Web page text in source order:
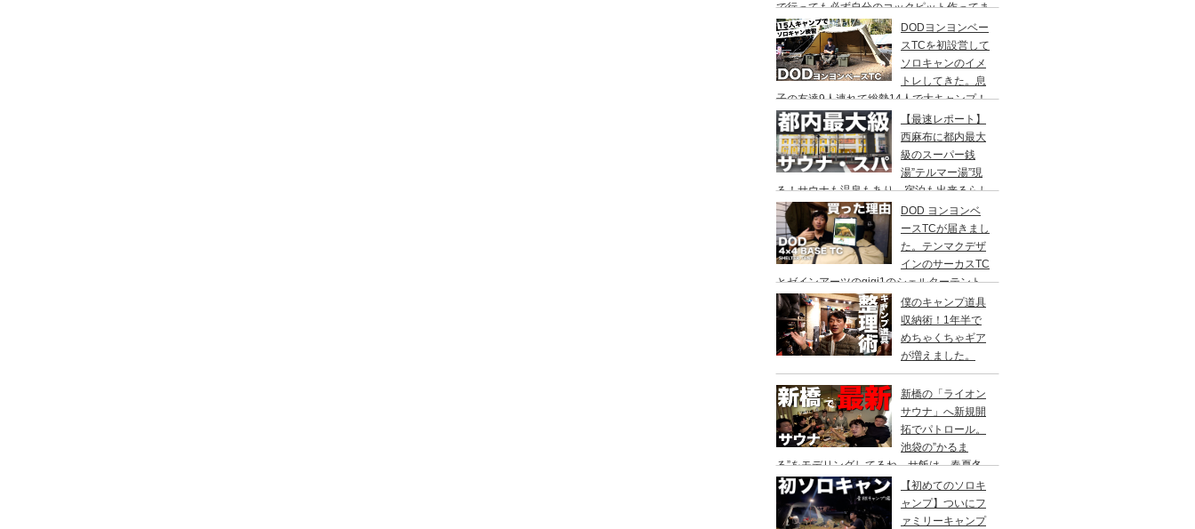
で行っても必ず自分のコックピット作ってま
す♪
DODヨンヨンベー
スTCを初設営して
ソロキャンのイメ
トレしてきた。息
子の友達9人連れて総勢14人で大キャンプ！
めちゃくちゃ疲れたぞ。
【最速レポート】
西麻布に都内最大
級のスーパー銭
湯”テルマー湯”現
る！サウナも温泉もあり、宿泊も出来るらし
い♪
DOD ヨンヨンベ
ースTCが届きまし
た。テンマクデザ
インのサーカスTC
とゼインアーツのgigi1のシェルターテント
と比較検討をし、購入に至った理由。
僕のキャンプ道具
収納術！1年半で
めちゃくちゃギア
が増えました。
新橋の「ライオン
サウナ」へ新規開
拓でパトロール。
池袋の”かるま
る”をモデリングしてるね。サ飯は、春夏冬
にて。
【初めてのソロキ
ャンプ】ついにフ
ァミリーキャンプ